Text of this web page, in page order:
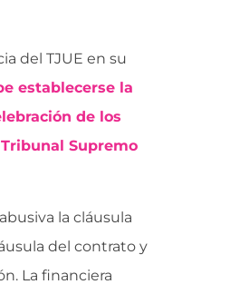
del TJUE en su
establecerse la
de los
Supremo
la cláusula
del contrato y
La financiera